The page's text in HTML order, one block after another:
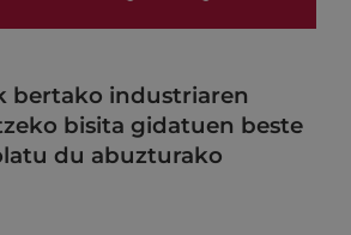
bertako industriaren
bisita gidatuen beste
du abuzturako